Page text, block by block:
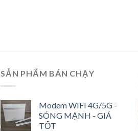
SẢN PHẨM BÁN CHẠY
Modem WIFI 4G/5G -
SÓNG MẠNH - GIÁ
TỐT